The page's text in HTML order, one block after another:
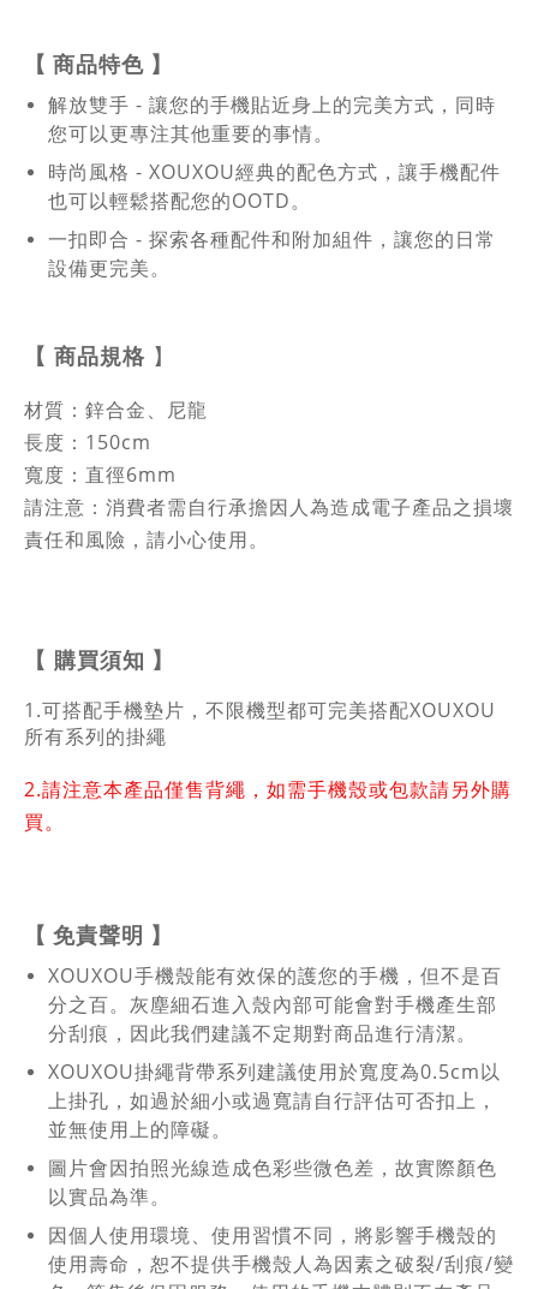
【 商品特色 】
解放雙手 - 讓您的手機貼近身上的完美方式，同時
您可以更專注其他重要的事情。
時尚風格 - XOUXOU經典的配色方式，讓手機配件
也可以輕鬆搭配您的OOTD。
一扣即合 - 探索各種配件和附加組件，讓您的日常
設備更完美。
【 商品規格 】
材質：鋅合金、尼龍
長度：150cm
寬度：直徑6mm
請注意：消費者需自行承擔因人為造成電子產品之損壞
責任和風險，請小心使用。
【 購買須知 】
1.可搭配手機墊片，不限機型都可完美搭配XOUXOU
所有系列的掛繩
2.請注意本產品僅售背繩，如需手機殼或包款請另外購
買。
【 免責聲明 】
XOUXOU手機殼能有效保的護您的手機，但不是百
分之百。灰塵細石進入殼內部可能會對手機產生部
分刮痕，因此我們建議不定期對商品進行清潔。
XOUXOU掛繩背帶系列建議使用於寬度為0.5cm以
上掛孔，如過於細小或過寬請自行評估可否扣上，
並無使用上的障礙。
圖片會因拍照光線造成色彩些微色差，故實際顏色
以實品為準。
因個人使用環境、使用習慣不同，將影響手機殼的
使用壽命，恕不提供手機殼人為因素之破裂/刮痕/變